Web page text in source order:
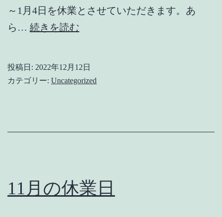
に
～1月4日を休業とさせていただきます。あ
ら… 続きを読む
年
業
に
投稿日: 2022年12月12日
カテゴリー: Uncategorized
11月の休業日